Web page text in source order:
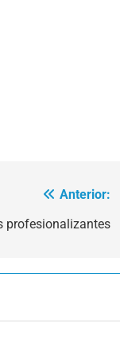
Anterior:
profesionalizantes